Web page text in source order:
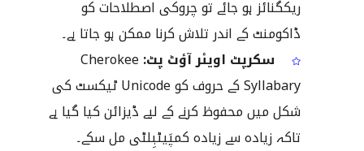
ریکگنائز ہو جائے تو چروکی اصطلاحات کو
ڈاکومنٹ کے اندر تلاش کرنا ممکن ہو جاتا ہے۔
سکرپٹ اویئر آؤٹ پٹ:Cherokee
Syllabary کے حروف کو Unicode ٹیکسٹ کی
شکل میں محفوظ کرنے کے لیے ڈیزائن کیا گیا ہے
تاکہ زیادہ سے زیادہ کمپَیٹبِلٹی مل سکے۔